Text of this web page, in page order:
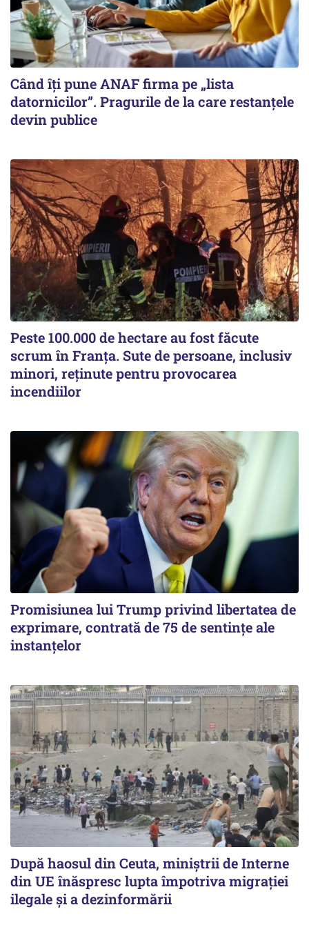
Când îți pune ANAF firma pe „lista
datornicilor”. Pragurile de la care restanțele
devin publice
Peste 100.000 de hectare au fost făcute
scrum în Franța. Sute de persoane, inclusiv
minori, reținute pentru provocarea
incendiilor
Promisiunea lui Trump privind libertatea de
exprimare, contrată de 75 de sentințe ale
instanțelor
După haosul din Ceuta, miniștrii de Interne
din UE înăspresc lupta împotriva migrației
ilegale și a dezinformării